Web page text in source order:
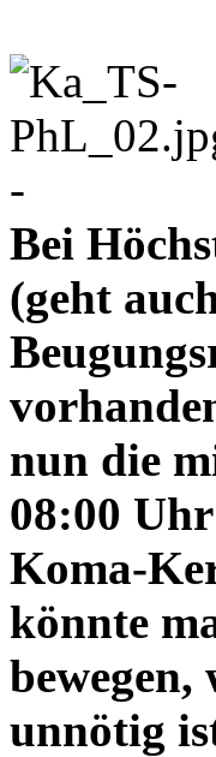
-
Bei
(geht
nun die
08:00
Koma-
könnte
bewegen,